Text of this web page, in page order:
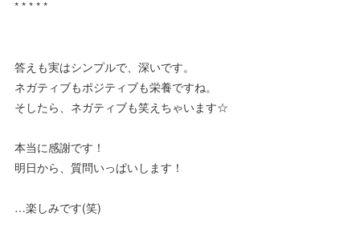
* * * * *
答えも実はシンプルで、深いです。
ネガティブもポジティブも栄養ですね。
そしたら、ネガティブも笑えちゃいます☆
本当に感謝です！
明日から、質問いっぱいします！
…楽しみです(笑)